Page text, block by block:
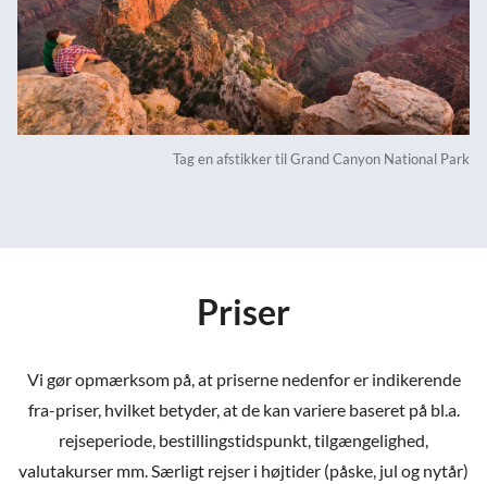
Tag en afstikker til Grand Canyon National Park
Priser
Vi gør opmærksom på, at priserne nedenfor er indikerende
fra-priser, hvilket betyder, at de kan variere baseret på bl.a.
rejseperiode, bestillingstidspunkt, tilgængelighed,
valutakurser mm. Særligt rejser i højtider (påske, jul og nytår)